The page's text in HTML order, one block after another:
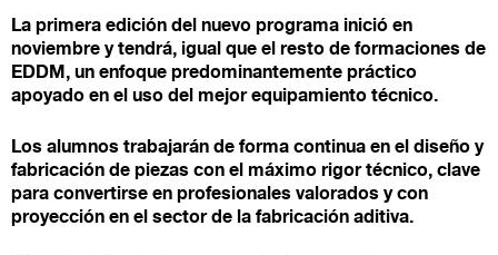
La primera edición del nuevo programa inició en
noviembre y tendrá, igual que el resto de formaciones de
EDDM, un enfoque predominantemente práctico
apoyado en el uso del mejor equipamiento técnico.
Los alumnos trabajarán de forma continua en el diseño y
fabricación de piezas con el máximo rigor técnico, clave
para convertirse en profesionales valorados y con
proyección en el sector de la fabricación aditiva.